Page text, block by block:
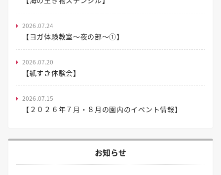
2026.07.24
【ヨガ体験教室～夜の部～①】
2026.07.20
【紙すき体験会】
2026.07.15
【２０２６年７月・８月の園内のイベント情報】
お知らせ